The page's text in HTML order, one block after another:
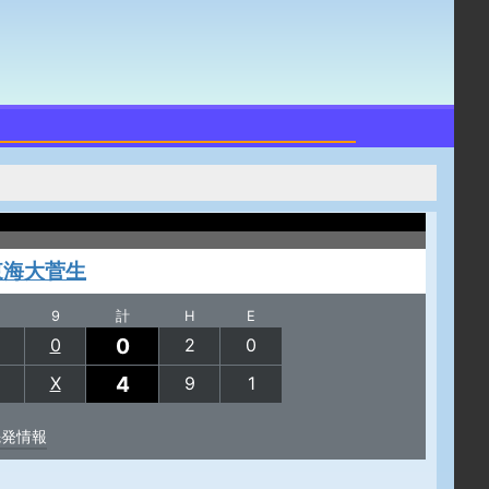
大菅生
9 計 H E
0 0 2
0
X
4 9 1
情報